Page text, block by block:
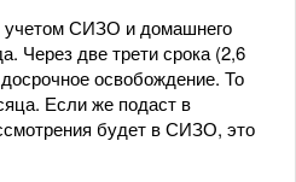
учетом СИЗО и домашнего
Через две трети срока (2,6
освобождение. То
Если же подаст в
будет в СИЗО, это